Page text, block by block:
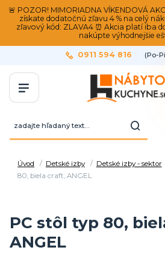
🚨 POZOR! MIMORIADNA VÍKENDOVÁ
získate dodatočnú zľavu 4 % na celý
zľavový kód: ZLAVA4 ⏰ Akcia platí iba
nakúpte výhodnejšie
0911 594 816 (Po-
Úvod Detské izby Detské izby - sektor
80, biela craft, ANGEL
PC stôl typ 80,
ANGEL